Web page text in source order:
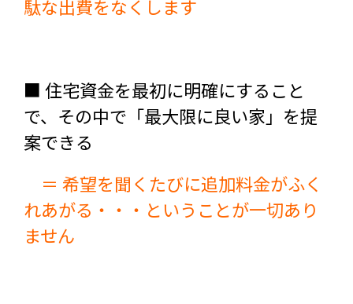
駄な出費をなくします
■ 住宅資金を最初に明確にすること
で、その中で「最大限に良い家」を提
案できる
＝ 希望を聞くたびに追加料金がふく
れあがる・・・ということが一切あり
ません